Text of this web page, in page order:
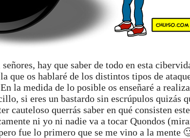
señores, hay que saber de todo en esta
que os hablaré de los distintos tipos de
la medida de lo posible os enseñaré a
si eres un bastardo sin escrúpulos quizás
querrás saber en qué consisten
ni yo ni nadie va a tocar Quondos
fue lo primero que se me vino a la mente